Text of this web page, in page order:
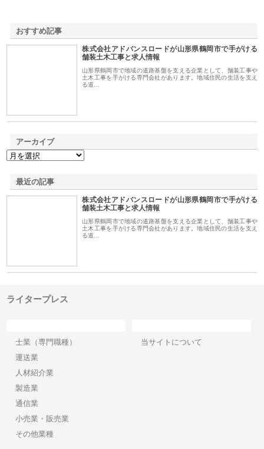
おすすめ記事
株式会社アドバンスロードが山形県鶴岡市で手がける
舗装土木工事と求人情報
山形県鶴岡市で地域の道路基盤を支える企業として、舗装工事や
土木工事を手がける専門会社があります。地域住民の生活を支え
る道…
アーカイブ
最近の記事
株式会社アドバンスロードが山形県鶴岡市で手がける
舗装土木工事と求人情報
山形県鶴岡市で地域の道路基盤を支える企業として、舗装工事や
土木工事を手がける専門会社があります。地域住民の生活を支え
る道…
ライタープレス
士業（専門職種）
運送業
人材紹介業
製造業
通信業
小売業・販売業
その他業種
当サイトについて